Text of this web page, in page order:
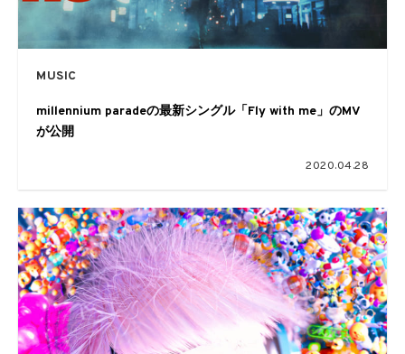
MUSIC
millennium paradeの最新シングル「Fly with me」のMV
が公開
2020.04.28